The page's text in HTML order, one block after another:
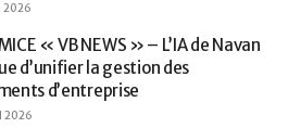
2026
« VB NEWS » – L’IA de Navan
d’unifier la gestion des
d’entreprise
2026